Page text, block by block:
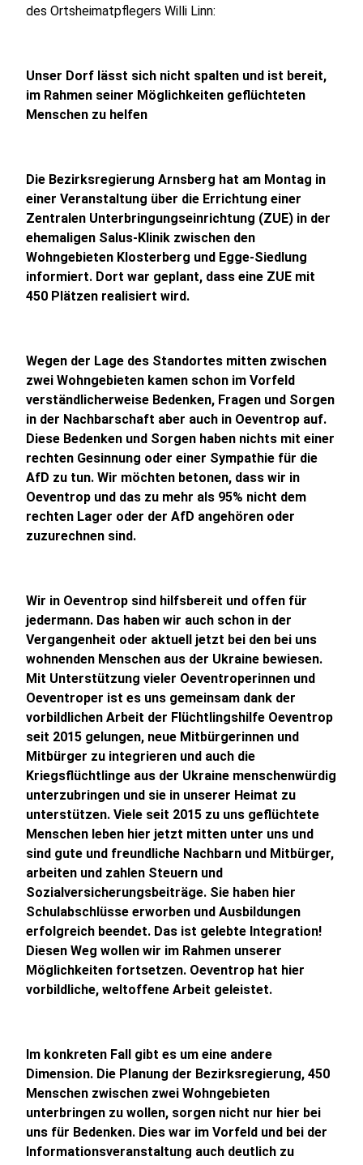
des Ortsheimatpflegers Willi Linn:
Unser Dorf lässt sich nicht spalten und ist bereit,
im Rahmen seiner Möglichkeiten geflüchteten
Menschen zu helfen
Die Bezirksregierung Arnsberg hat am Montag in
einer Veranstaltung über die Errichtung einer
Zentralen Unterbringungseinrichtung (ZUE) in der
ehemaligen Salus-Klinik zwischen den
Wohngebieten Klosterberg und Egge-Siedlung
informiert. Dort war geplant, dass eine ZUE mit
450 Plätzen realisiert wird.
Wegen der Lage des Standortes mitten zwischen
zwei Wohngebieten kamen schon im Vorfeld
verständlicherweise Bedenken, Fragen und Sorgen
in der Nachbarschaft aber auch in Oeventrop auf.
Diese Bedenken und Sorgen haben nichts mit einer
rechten Gesinnung oder einer Sympathie für die
AfD zu tun. Wir möchten betonen, dass wir in
Oeventrop und das zu mehr als 95% nicht dem
rechten Lager oder der AfD angehören oder
zuzurechnen sind.
Wir in Oeventrop sind hilfsbereit und offen für
jedermann. Das haben wir auch schon in der
Vergangenheit oder aktuell jetzt bei den bei uns
wohnenden Menschen aus der Ukraine bewiesen.
Mit Unterstützung vieler Oeventroperinnen und
Oeventroper ist es uns gemeinsam dank der
vorbildlichen Arbeit der Flüchtlingshilfe Oeventrop
seit 2015 gelungen, neue Mitbürgerinnen und
Mitbürger zu integrieren und auch die
Kriegsflüchtlinge aus der Ukraine menschenwürdig
unterzubringen und sie in unserer Heimat zu
unterstützen. Viele seit 2015 zu uns geflüchtete
Menschen leben hier jetzt mitten unter uns und
sind gute und freundliche Nachbarn und Mitbürger,
arbeiten und zahlen Steuern und
Sozialversicherungsbeiträge. Sie haben hier
Schulabschlüsse erworben und Ausbildungen
erfolgreich beendet. Das ist gelebte Integration!
Diesen Weg wollen wir im Rahmen unserer
Möglichkeiten fortsetzen. Oeventrop hat hier
vorbildliche, weltoffene Arbeit geleistet.
Im konkreten Fall gibt es um eine andere
Dimension. Die Planung der Bezirksregierung, 450
Menschen zwischen zwei Wohngebieten
unterbringen zu wollen, sorgen nicht nur hier bei
uns für Bedenken. Dies war im Vorfeld und bei der
Informationsveranstaltung auch deutlich zu